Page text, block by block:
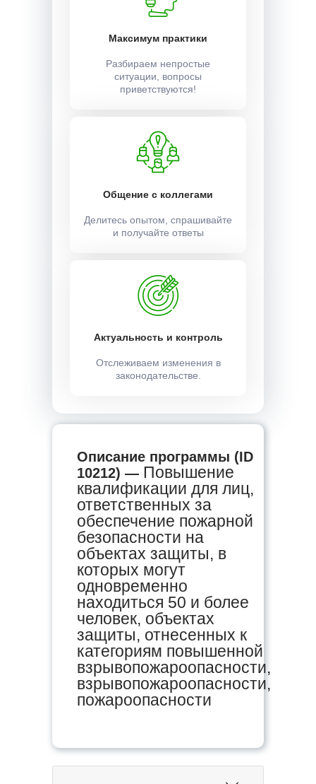
Максимум практики
Разбираем непростые
ситуации, вопросы
приветствуются!
Общение с коллегами
Делитесь опытом, спрашивайте
и получайте ответы
Актуальность и контроль
Отслеживаем изменения в
законодательстве.
Описание программы (ID
10212) — Повышение
квалификации для лиц,
ответственных за
обеспечение пожарной
безопасности на
объектах защиты, в
которых могут
одновременно
находиться 50 и более
человек, объектах
защиты, отнесенных к
категориям повышенной
взрывопожароопасности,
взрывопожароопасности,
пожароопасности